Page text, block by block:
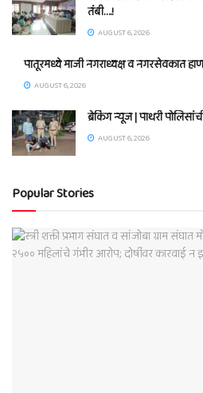
तंबी….!
AUGUST 6, 2026
पातूरमध्ये माजी नगराध्यक्ष व नगरसेवकात
AUGUST 6, 2026
ब्रेकिंग न्यूज | पाथरी
AUGUST 6, 2026
Popular Stories